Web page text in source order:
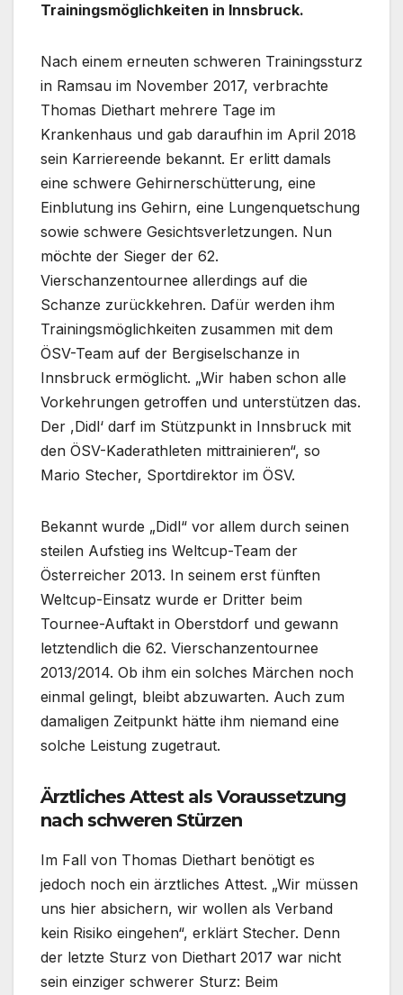
Trainingsmöglichkeiten in Innsbruck.
Nach einem erneuten schweren Trainingssturz
in Ramsau im November 2017, verbrachte
Thomas Diethart mehrere Tage im
Krankenhaus und gab daraufhin im April 2018
sein Karriereende bekannt. Er erlitt damals
eine schwere Gehirnerschütterung, eine
Einblutung ins Gehirn, eine Lungenquetschung
sowie schwere Gesichtsverletzungen. Nun
möchte der Sieger der 62.
Vierschanzentournee allerdings auf die
Schanze zurückkehren. Dafür werden ihm
Trainingsmöglichkeiten zusammen mit dem
ÖSV-Team auf der Bergiselschanze in
Innsbruck ermöglicht. „Wir haben schon alle
Vorkehrungen getroffen und unterstützen das.
Der ,Didl‘ darf im Stützpunkt in Innsbruck mit
den ÖSV-Kaderathleten mittrainieren“, so
Mario Stecher, Sportdirektor im ÖSV.
Bekannt wurde „Didl“ vor allem durch seinen
steilen Aufstieg ins Weltcup-Team der
Österreicher 2013. In seinem erst fünften
Weltcup-Einsatz wurde er Dritter beim
Tournee-Auftakt in Oberstdorf und gewann
letztendlich die 62. Vierschanzentournee
2013/2014. Ob ihm ein solches Märchen noch
einmal gelingt, bleibt abzuwarten. Auch zum
damaligen Zeitpunkt hätte ihm niemand eine
solche Leistung zugetraut.
Ärztliches Attest als Voraussetzung
nach schweren Stürzen
Im Fall von Thomas Diethart benötigt es
jedoch noch ein ärztliches Attest. „Wir müssen
uns hier absichern, wir wollen als Verband
kein Risiko eingehen“, erklärt Stecher. Denn
der letzte Sturz von Diethart 2017 war nicht
sein einziger schwerer Sturz: Beim